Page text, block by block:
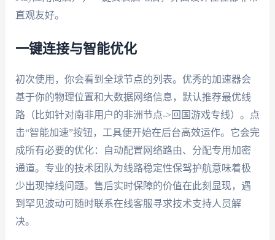
直观友好。
一键连接与智能优化
初次使用，你会看到全球节点的列表。优秀的加速器会
基于你的物理位置和大数据网络信息，默认推荐最优线
路（比如针对南非用户的非洲节点->回国游戏专线）。点
击“智能加速”按钮，工具便开始在后台高效运作。它会完
成所有必要的优化：自动配置网络路由、分配专用加密
通道。专业的技术团队为线路稳定性保驾护航意味着极
少出现掉线问题。售后实时保障的价值在此刻显现，遇
到罕见波动可随时联系在线客服寻求技术支持人员解
决。